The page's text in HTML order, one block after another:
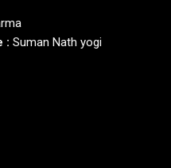
: Suman Nath yogi